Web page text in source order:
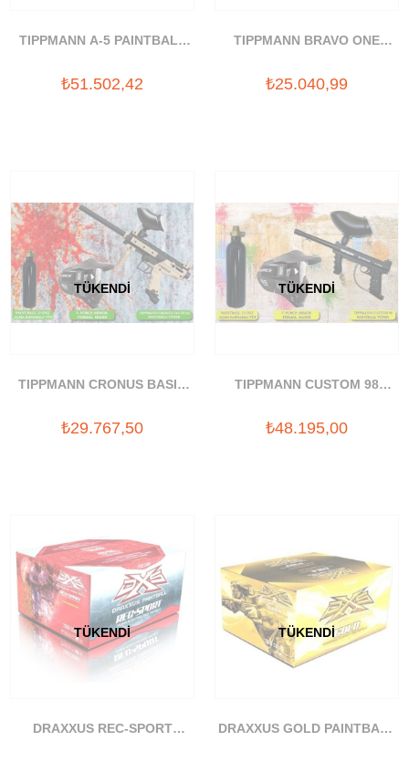
TIPPMANN A-5 PAINTBALL
₺51.502,42
TIPPMANN BRAVO ONE
SETI
₺25.040,99
TÜKENDI
TIPPMANN CRONUS BASIC
₺29.767,50
TÜKENDI
TIPPMANN CUSTOM 98
₺48.195,00
TÜKENDI
DRAXXUS REC-SPORT
TÜKENDI
DRAXXUS GOLD PAINTBALL